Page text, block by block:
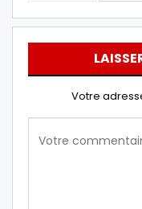
Votre